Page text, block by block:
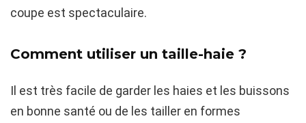
coupe est spectaculaire.
Comment utiliser un taille-haie ?
Il est très facile de garder les haies et les buissons
en bonne santé ou de les tailler en formes